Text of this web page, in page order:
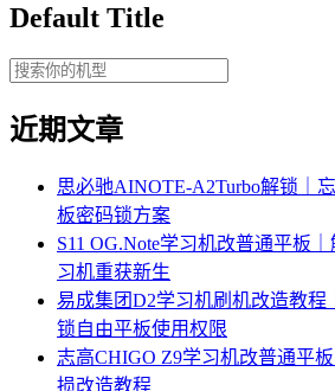
Default Title
近期文章
思必驰AINOTE‑A2Turbo解锁｜
板密码锁方案
S11 OG.Note学习机改普通平板
习机重获新生
易成集团D2学习机刷机改造教程
锁自由平板使用权限
志高CHIGO Z9学习机改普通平
损改造教程